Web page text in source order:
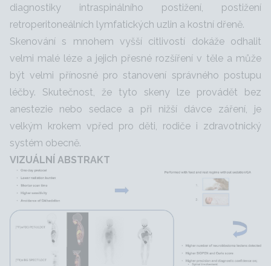
diagnostiky intraspinálního postižení, postižení
retroperitoneálních lymfatických uzlin a kostní dřeně.
Skenování s mnohem vyšší citlivostí dokáže odhalit
velmi malé léze a jejich přesné rozšíření v těle a může
být velmi přínosné pro stanovení správného postupu
léčby. Skutečnost, že tyto skeny lze provádět bez
anestezie nebo sedace a při nižší dávce záření, je
velkým krokem vpřed pro děti, rodiče i zdravotnický
systém obecně.
VIZUÁLNÍ ABSTRAKT